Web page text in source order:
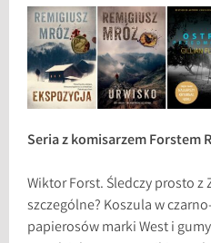
Seria z komisarzem Forstem
Wiktor Forst. Śledczy prosto
szczególne? Koszula w
papierosów marki West i